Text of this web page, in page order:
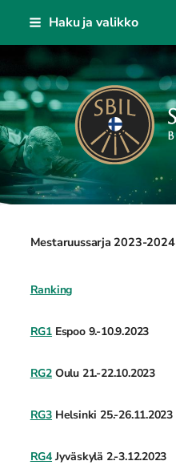
Siirry
sisältöön
Haku ja valikko
Mestaruussarja 2023-2024
Ranking
RG1 Espoo 9.-10.9.2023
RG2 Oulu 21.-22.10.2023
RG3 Helsinki 25.-26.11.2023
RG4 Jyväskylä 2.-3.12.2023